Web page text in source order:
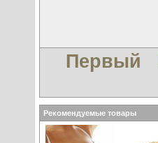
Первый
Рекомендуемые товары